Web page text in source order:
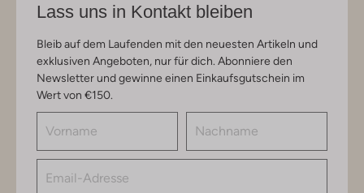
Lass uns in Kontakt bleiben
Bleib auf dem Laufenden mit den neuesten Artikeln und
exklusiven Angeboten, nur für dich. Abonniere den
Newsletter und gewinne einen Einkaufsgutschein im
Wert von €150.